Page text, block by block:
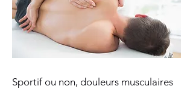
Sportif ou non, douleurs musculaires